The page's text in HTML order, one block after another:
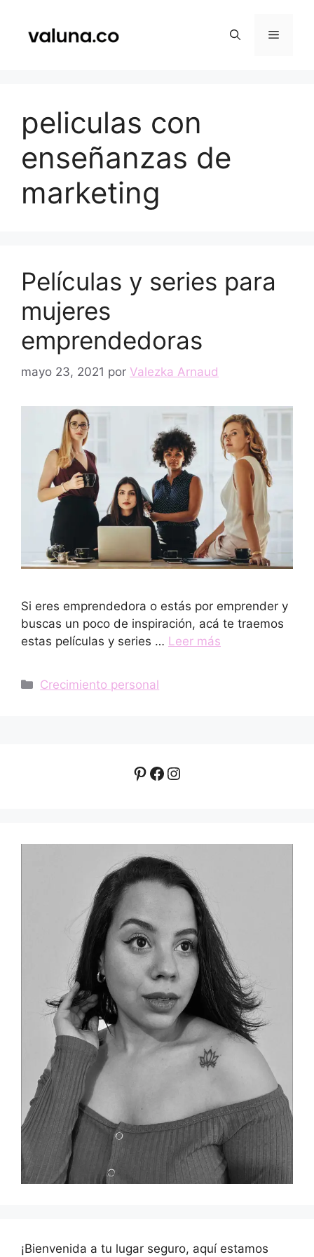
contenido
Menú
peliculas con
enseñanzas de
marketing
Películas y series para
mujeres
emprendedoras
mayo 23, 2021 por Valezka Arnaud
Si eres emprendedora o estás por emprender y
buscas un poco de inspiración, acá te traemos
estas películas y series … Leer más
Categorías
Crecimiento personal
Pinterest
Facebook
Instagram
¡Bienvenida a tu lugar seguro, aquí estamos